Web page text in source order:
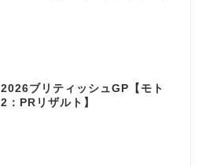
2026ブリティッシュGP【モト
2：PRリザルト】